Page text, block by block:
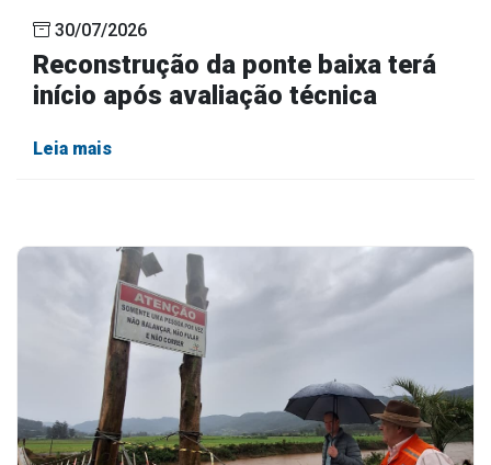
30/07/2026
Reconstrução da ponte baixa terá
início após avaliação técnica
Leia mais